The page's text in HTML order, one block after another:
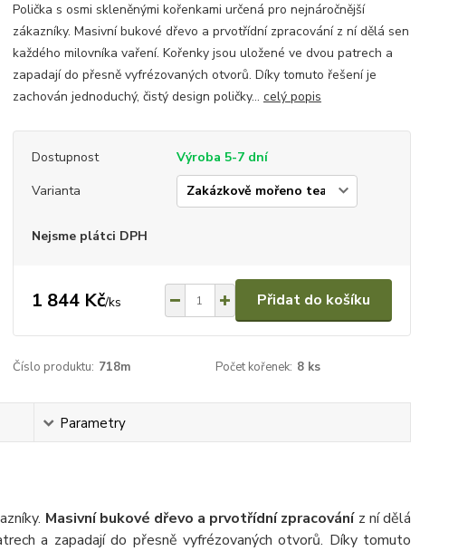
Polička s osmi skleněnými kořenkami určená pro nejnáročnější
zákazníky. Masivní bukové dřevo a prvotřídní zpracování z ní dělá sen
každého milovníka vaření. Kořenky jsou uložené ve dvou patrech a
zapadají do přesně vyfrézovaných otvorů. Díky tomuto řešení je
zachován jednoduchý, čistý design poličky... celý popis
Dostupnost
Výroba 5-7 dní
Varianta
Nejsme plátci DPH
1 844 Kč/ks Přidat do košíku
Číslo produktu: 718m Počet kořenek: 8 ks
Parametry
Masivní bukové dřevo a prvotřídní zpracováníz ní dělá
a zapadají do přesně vyfrézovaných otvorů. Díky tomuto